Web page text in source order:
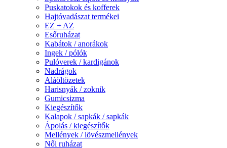
Puskatokok és kofferek
Hajtóvadászat termékei
EZ + AZ
Esőruházat
Kabátok / anorákok
Ingek / pólók
Pulóverek / kardigánok
Nadrágok
Aláöltözetek
Harisnyák / zoknik
Gumicsizma
Kiegészítők
Kalapok / sapkák / sapkák
Ápolás / kiegészítők
Mellények / lövészmellények
Női ruházat